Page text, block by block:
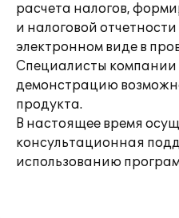
расчета налогов,
и налоговой отчетности
электронном виде в
Специалисты компании
демонстрацию
продукта.
В настоящее время
консультационная
использованию